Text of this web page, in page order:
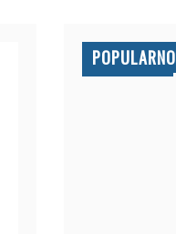
POPULARNO